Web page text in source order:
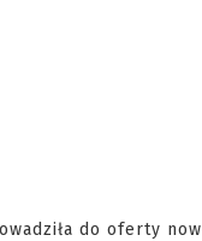
do oferty